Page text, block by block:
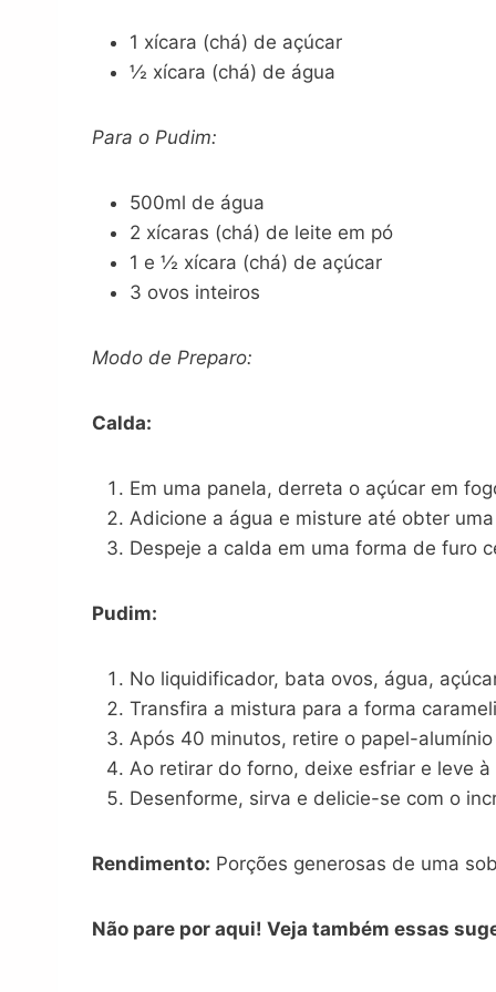
1 xícara (chá) de açúcar
½ xícara (chá) de água
Para o Pudim:
500ml de água
2 xícaras (chá) de leite em pó
1 e ½ xícara (chá) de açúcar
3 ovos inteiros
Modo de Preparo:
Calda:
Em uma panela, derreta o açúcar em
Adicione a água e misture até obter
Despeje a calda em uma forma de furo
Pudim:
No liquidificador, bata ovos, água,
Transfira a mistura para a forma
Após 40 minutos, retire o papel-
Ao retirar do forno, deixe esfriar e leve
Desenforme, sirva e delicie-se com o
Rendimento: Porções generosas de uma
Não pare por aqui! Veja também essas